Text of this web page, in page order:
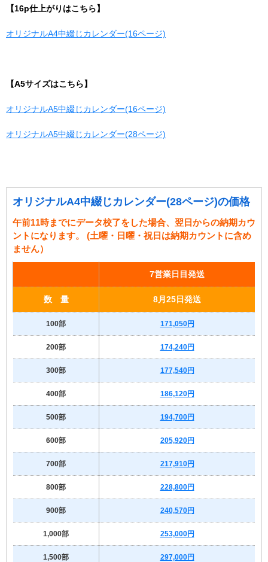
【16p仕上がりはこちら】
オリジナルA4中綴じカレンダー(16ページ)
【A5サイズはこちら】
オリジナルA5中綴じカレンダー(16ページ)
オリジナルA5中綴じカレンダー(28ページ)
オリジナルA4中綴じカレンダー(28ページ)の価格
午前11時までにデータ校了をした場合、翌日からの納期カウ
ントになります。 (土曜・日曜・祝日は納期カウントに含め
ません）
7営業日目発送
数 量 8月25日発送
100部 171,050円
200部 174,240円
300部 177,540円
400部 186,120円
500部 194,700円
600部 205,920円
700部 217,910円
800部 228,800円
900部 240,570円
1,000部 253,000円
1,500部 297,000円